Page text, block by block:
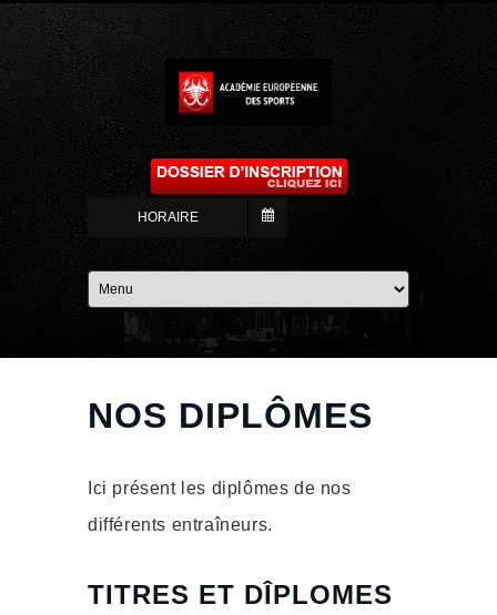
HORAIRE
NOS DIPLÔMES
Ici présent les diplômes de nos
différents entraîneurs.
TITRES ET DÎPLOMES